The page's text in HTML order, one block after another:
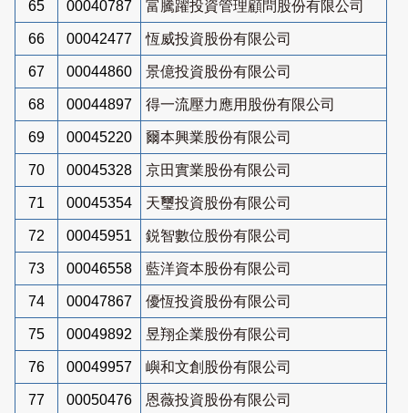
65 00040787 富騰躍投資管理顧問股份有限公司
66 00042477 恆威投資股份有限公司
67 00044860 景億投資股份有限公司
68 00044897 得一流壓力應用股份有限公司
69 00045220 爾本興業股份有限公司
70 00045328 京田實業股份有限公司
71 00045354 天璽投資股份有限公司
72 00045951 鋭智數位股份有限公司
73 00046558 藍洋資本股份有限公司
74 00047867 優恆投資股份有限公司
75 00049892 昱翔企業股份有限公司
76 00049957 嶼和文創股份有限公司
77 00050476 恩薇投資股份有限公司